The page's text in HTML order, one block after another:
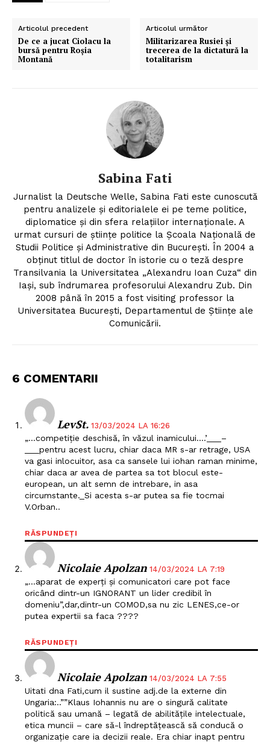
Articolul precedent
De ce a jucat Ciolacu la
bursă pentru Roșia
Montană
Articolul următor
Militarizarea Rusiei și
trecerea de la dictatură la
totalitarism
Sabina Fati
Jurnalist la Deutsche Welle, Sabina Fati este cunoscută
pentru analizele şi editorialele ei pe teme politice,
diplomatice şi din sfera relaţiilor internaţionale. A
urmat cursuri de ştiinţe politice la Şcoala Naţională de
Studii Politice şi Administrative din Bucureşti. În 2004 a
obţinut titlul de doctor în istorie cu o teză despre
Transilvania la Universitatea „Alexandru Ioan Cuza“ din
Iaşi, sub îndrumarea profesorului Alexandru Zub. Din
2008 până în 2015 a fost visiting professor la
Universitatea Bucureşti, Departamentul de Ştiinţe ale
Comunicării.
6 COMENTARII
LevSt. 13/03/2024 LA 16:26
„…competiție deschisă, în văzul inamicului….’___–
___pentru acest lucru, chiar daca MR s-ar retrage, USA
va gasi inlocuitor, asa ca sansele lui iohan raman minime,
chiar daca ar avea de partea sa tot blocul este-
european, un alt semn de intrebare, in asa
circumstante._Si acesta s-ar putea sa fie tocmai
V.Orban..
RĂSPUNDEȚI
Nicolaie Apolzan 14/03/2024 LA 7:19
„…aparat de experți și comunicatori care pot face
oricând dintr-un IGNORANT un lider credibil în
domeniu”,dar,dintr-un COMOD,sa nu zic LENES,ce-or
putea expertii sa faca ????
RĂSPUNDEȚI
Nicolaie Apolzan 14/03/2024 LA 7:55
Uitati dna Fati,cum il sustine adj.de la externe din
Ungaria:..””Klaus Iohannis nu are o singură calitate
politică sau umană – legată de abilitățile intelectuale,
etica muncii – care să-l îndreptățească să conducă o
organizație care ia decizii reale. Era chiar inapt pentru